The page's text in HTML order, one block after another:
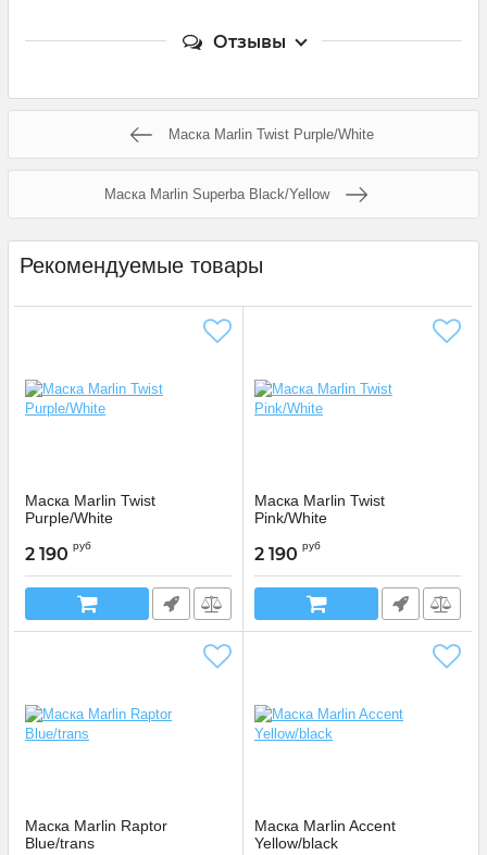
Отзывы
Маска Marlin Twist Purple/White
Маска Marlin Superba Black/Yellow
Рекомендуемые товары
Маска Marlin Twist
Purple/White
11546
2 190 руб
Маска Marlin Twist
Pink/White
11241
2 190 руб
Маска Marlin Raptor
Blue/trans
Маска Marlin Accent
Yellow/black